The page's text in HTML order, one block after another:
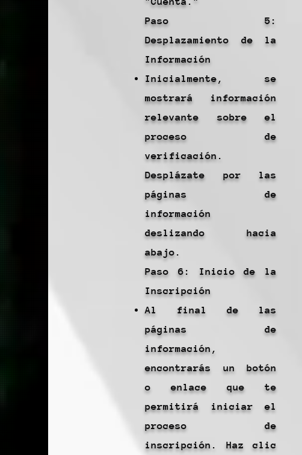
Paso 5:
Desplazamiento de la
Información
Inicialmente, se
mostrará información
relevante sobre el
proceso de
verificación.
Desplázate por las
páginas de
información
deslizando hacia
abajo.
Paso 6: Inicio de la
Inscripción
Al final de las
páginas de
información,
encontrarás un botón
o enlace que te
permitirá iniciar el
proceso de
inscripción. Haz clic